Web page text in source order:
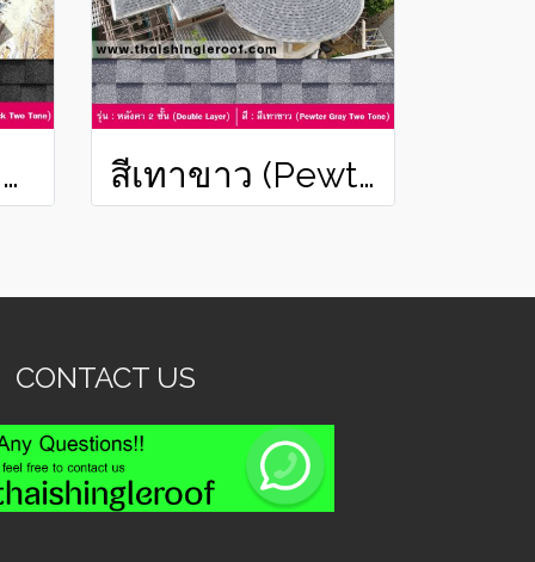
สีเทาดำ (Onyx Black Two Tone) สีเทาขาว (Pewter Gray Two Tone)
CONTACT US